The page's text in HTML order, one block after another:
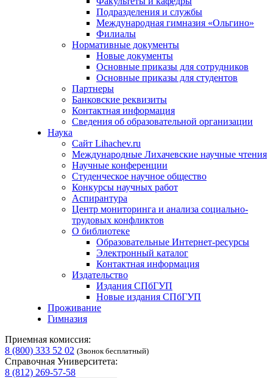
Подразделения и службы
Международная гимназия «Ольгино»
Филиалы
Нормативные документы
Новые документы
Основные приказы для сотрудников
Основные приказы для студентов
Партнеры
Банковские реквизиты
Контактная информация
Сведения об образовательной организации
Наука
Сайт Lihachev.ru
Международные Лихачевские научные чтения
Научные конференции
Студенческое научное общество
Конкурсы научных работ
Аспирантура
Центр мониторинга и анализа социально-
трудовых конфликтов
О библиотеке
Образовательные Интернет-ресурсы
Электронный каталог
Контактная информация
Издательство
Издания СПбГУП
Новые издания СПбГУП
Проживание
Гимназия
Приемная комиссия:
8 (800) 333 52 02 (Звонок бесплатный)
Справочная Университета:
8 (812) 269-57-58